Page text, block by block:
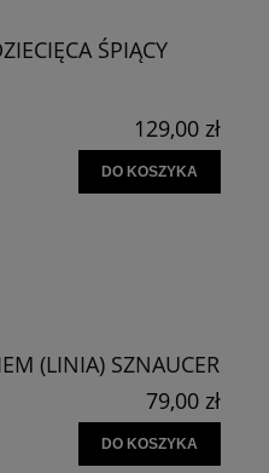
ŚPIĄCY
129,00 zł
DO KOSZYKA
(LINIA) SZNAUCER
79,00 zł
DO KOSZYKA